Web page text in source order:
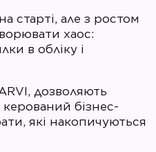
старті, але з ростом
хаос:
в обліку і
дозволяють
бізнес-
які накопичуються